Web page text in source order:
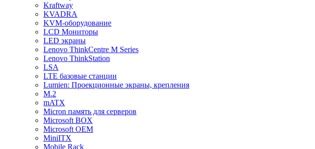
Kraftway
KVADRA
KVM-оборудование
LCD Мониторы
LED экраны
Lenovo ThinkCentre M Series
Lenovo ThinkStation
LSA
LTE базовые станции
Lumien: Проекционные экраны, крепления
M.2
mATX
Micron память для серверов
Microsoft BOX
Microsoft OEM
MiniITX
Mobile Rack